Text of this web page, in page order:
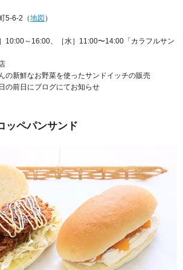
5-6-2（地図 ）
10:00～16:00、［水］11:00〜14:00「カラフルサン
の新鮮なお野菜を使ったサンドイッチの販売
の前日にブログにてお知らせ
ッペパンサンド